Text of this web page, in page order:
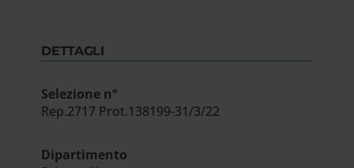
DETTAGLI
Selezione n°
Rep.2717 Prot.138199-31/3/22
Dipartimento